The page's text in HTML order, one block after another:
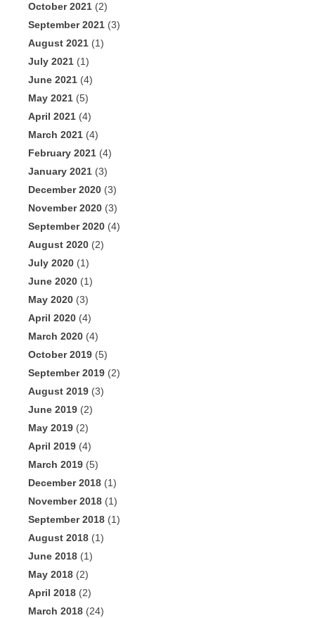
October 2021 (2)
September 2021 (3)
August 2021 (1)
July 2021 (1)
June 2021 (4)
May 2021 (5)
April 2021 (4)
March 2021 (4)
February 2021 (4)
January 2021 (3)
December 2020 (3)
November 2020 (3)
September 2020 (4)
August 2020 (2)
July 2020 (1)
June 2020 (1)
May 2020 (3)
April 2020 (4)
March 2020 (4)
October 2019 (5)
September 2019 (2)
August 2019 (3)
June 2019 (2)
May 2019 (2)
April 2019 (4)
March 2019 (5)
December 2018 (1)
November 2018 (1)
September 2018 (1)
August 2018 (1)
June 2018 (1)
May 2018 (2)
April 2018 (2)
March 2018 (24)